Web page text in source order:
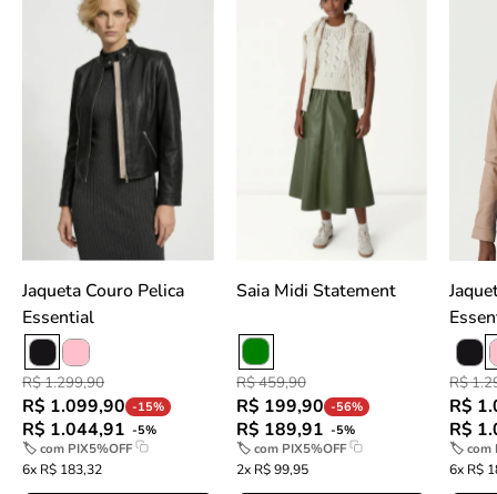
Couro
Pelica
Essential
-
Preto
slideshow
Jaqueta Couro Pelica
Essential
R$ 1.299,90
R$ 1.099,90 -15%
R$ 1.044,91 -5%
🏷 com PIX5%OFF
6x R$ 183,32
Midi
Statement
-
Verde
Militar
slideshow
Saia Midi Statement
R$ 459,90
R$ 199,90 -56%
R$ 189,91 -5%
🏷 com PIX5%OFF
2x R$ 99,95
Jaqueta
R$
R$
R$
🏷 com
6x R$